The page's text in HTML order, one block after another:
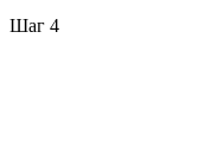
Шаг 4